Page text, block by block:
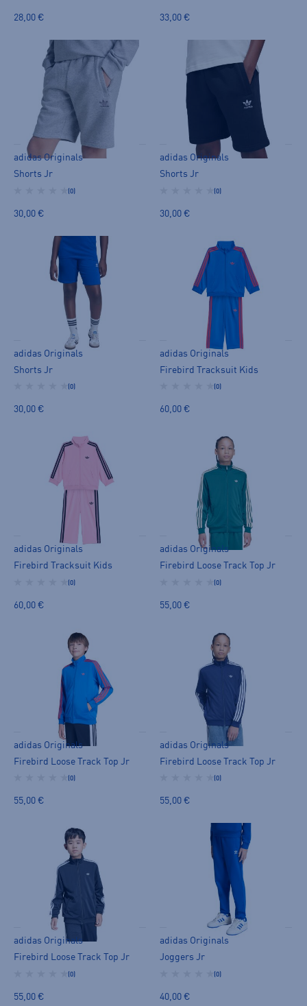
28,00 € 33,00 €
adidas Originals
Shorts Jr
(0)
30,00 €
adidas Originals
Shorts Jr
(0)
30,00 €
adidas Originals
Shorts Jr
(0)
30,00 €
adidas Originals
Firebird Tracksuit Kids
(0)
60,00 €
adidas Originals
Firebird Tracksuit Kids
(0)
60,00 €
adidas Originals
Firebird Loose Track Top Jr
(0)
55,00 €
adidas Originals
Firebird Loose Track Top Jr
(0)
55,00 €
adidas Originals
Firebird Loose Track Top Jr
(0)
55,00 €
adidas Originals
Firebird Loose Track Top Jr
(0)
55,00 €
adidas Originals
Joggers Jr
(0)
40,00 €